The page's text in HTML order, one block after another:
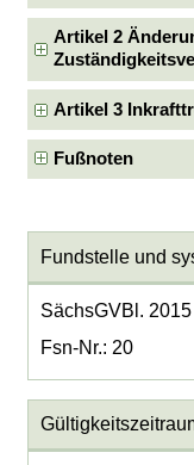
Artikel 2
Artikel 3
Fußnoten
Fundstelle und
SächsGVBl.
Fsn-Nr.: 20